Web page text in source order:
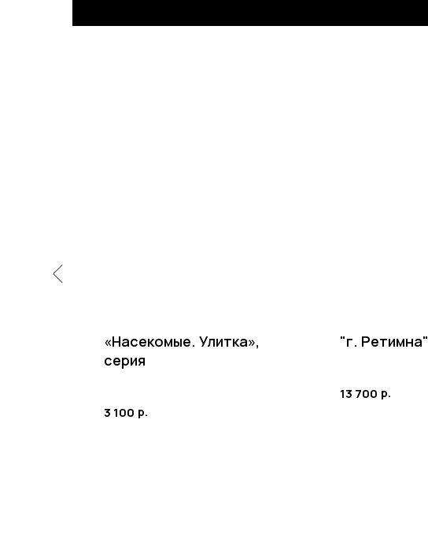
«Насекомые. Улитка»,
серия
3 100 р.
"г. Ретимна"
13 700 р.